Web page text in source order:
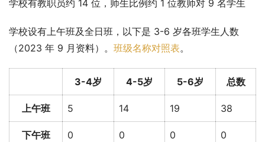
学校有教职员约 14 位，师生比例约 1 位教师对 9 名学生
学校设有上午班及全日班，以下是 3-6 岁各班学生人数
（2023 年 9 月资料）。 班级名称对照表。
3-4岁 4-5岁 5-6岁 总数
上午班 5 14 19 38
下午班 0 0 0 0